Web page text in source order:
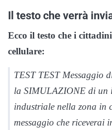
Il testo che verrà
Ecco il testo che i
cellulare:
TEST TEST Messaggio
la SIMULAZIONE di un
industriale nella zona in
messaggio che riceverai